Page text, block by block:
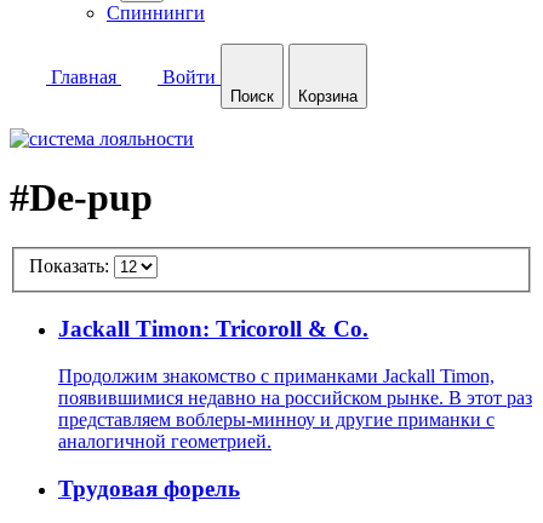
Спиннинги
Главная Войти
Поиск Корзина
#De-pup
Показать:
Jackall Timon: Tricoroll & Co.
Продолжим знакомство с приманками Jackall Timon,
появившимися недавно на российском рынке. В этот раз
представляем воблеры-минноу и другие приманки с
аналогичной геометрией.
Трудовая форель